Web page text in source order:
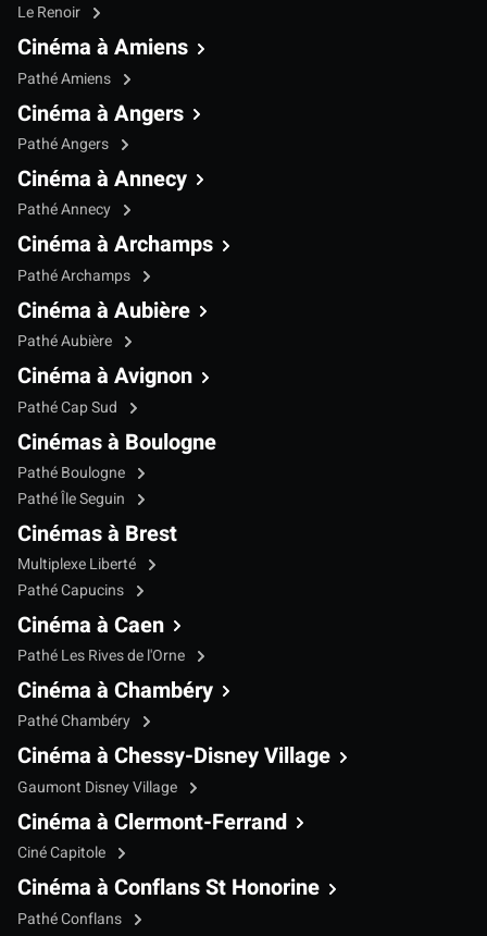
Le Renoir
Cinéma à Amiens
Pathé Amiens
Cinéma à Angers
Pathé Angers
Cinéma à Annecy
Pathé Annecy
Cinéma à Archamps
Pathé Archamps
Cinéma à Aubière
Pathé Aubière
Cinéma à Avignon
Pathé Cap Sud
Cinémas à Boulogne
Pathé Boulogne
Pathé Île Seguin
Cinémas à Brest
Multiplexe Liberté
Pathé Capucins
Cinéma à Caen
Pathé Les Rives de l'Orne
Cinéma à Chambéry
Pathé Chambéry
Cinéma à Chessy-Disney Village
Gaumont Disney Village
Cinéma à Clermont-Ferrand
Ciné Capitole
Cinéma à Conflans St Honorine
Pathé Conflans